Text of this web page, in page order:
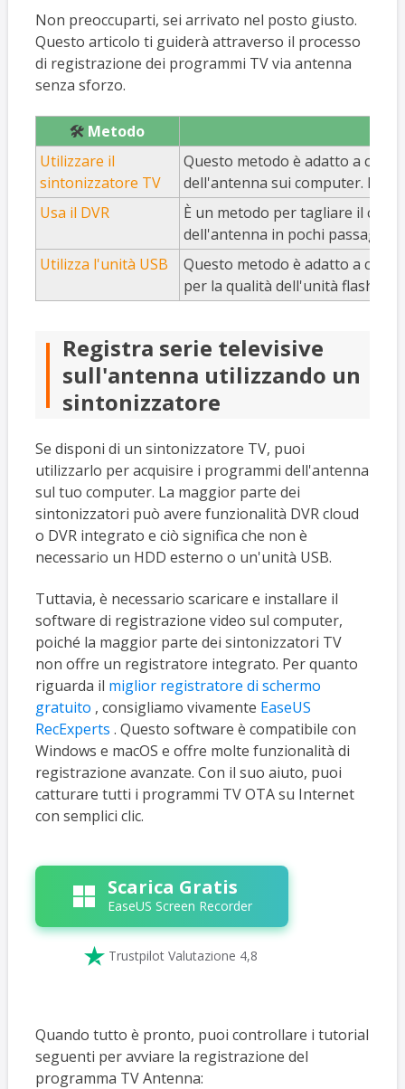
Non preoccuparti, sei arrivato nel posto giusto.
Questo articolo ti guiderà attraverso il processo
di registrazione dei programmi TV via antenna
senza sforzo.
🛠️ Metodo
Utilizzare il
sintonizzatore TV
Questo metodo è adatto a
dell'antenna sui computer. Ma
Usa il DVR
È un metodo per tagliare il
dell'antenna in pochi passaggi.
Utilizza l'unità USB
Questo metodo è adatto a chi
per la qualità dell'unità flash.
Registra serie televisive
sull'antenna utilizzando un
sintonizzatore
Se disponi di un sintonizzatore TV, puoi
utilizzarlo per acquisire i programmi dell'antenna
sul tuo computer. La maggior parte dei
sintonizzatori può avere funzionalità DVR cloud
o DVR integrato e ciò significa che non è
necessario un HDD esterno o un'unità USB.
Tuttavia, è necessario scaricare e installare il
software di registrazione video sul computer,
poiché la maggior parte dei sintonizzatori TV
non offre un registratore integrato. Per quanto
riguarda il miglior registratore di schermo
gratuito , consigliamo vivamente EaseUS
RecExperts . Questo software è compatibile con
Windows e macOS e offre molte funzionalità di
registrazione avanzate. Con il suo aiuto, puoi
catturare tutti i programmi TV OTA su Internet
con semplici clic.
Scarica Gratis
EaseUS Screen Recorder
 Trustpilot Valutazione 4,8
Quando tutto è pronto, puoi controllare i tutorial
seguenti per avviare la registrazione del
programma TV Antenna: